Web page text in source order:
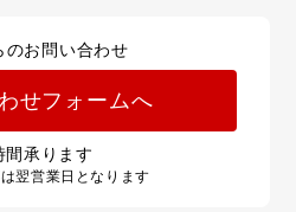
のお問い合わせ
せフォームへ
間承ります
翌営業日となります